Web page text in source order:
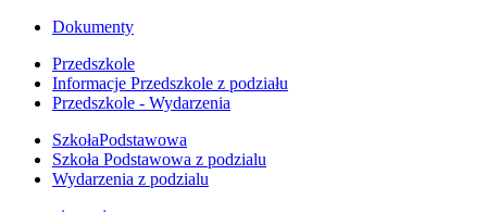
Dokumenty
Przedszkole
Informacje Przedszkole z podziału
Przedszkole - Wydarzenia
SzkołaPodstawowa
Szkoła Podstawowa z podzialu
Wydarzenia z podzialu